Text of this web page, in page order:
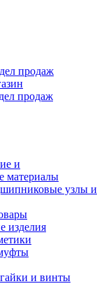
продаж
продаж
и
материалы
узлы и
изделия
и винты